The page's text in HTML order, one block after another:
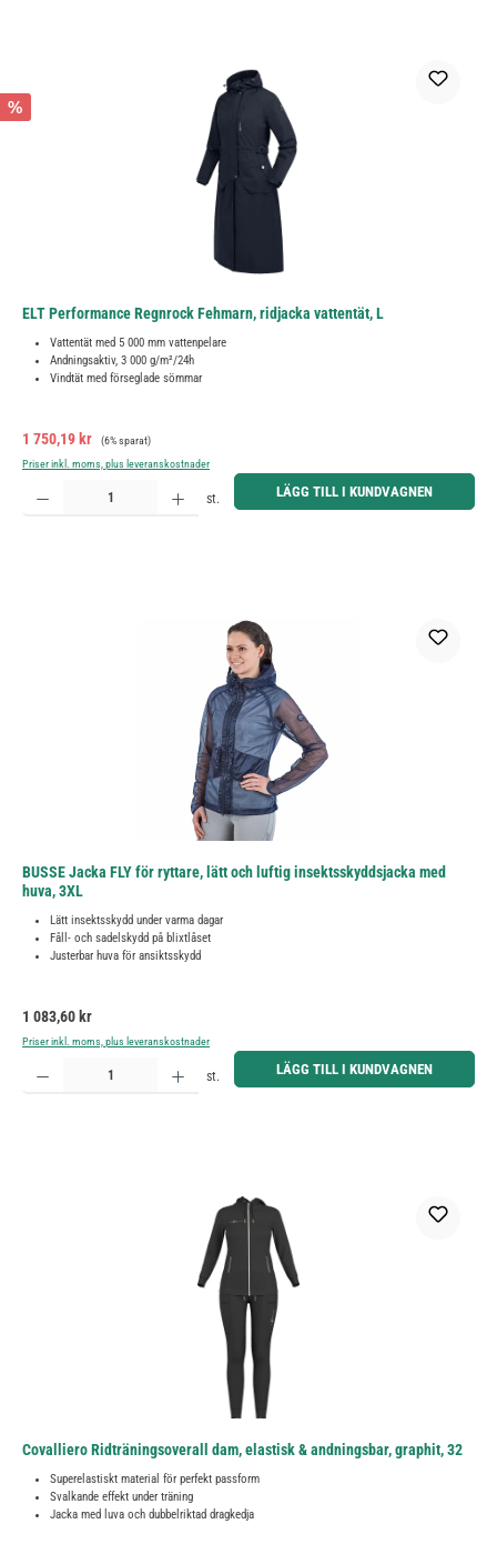
%
ELT Performance Regnrock Fehmarn, ridjacka vattentät, L
Vattentät med 5 000 mm vattenpelare
Andningsaktiv, 3 000 g/m²/24h
Vindtät med förseglade sömmar
Försäljningspris:
1 750,19 kr Ordinarie pris:
(6% sparat)
Priser inkl. moms, plus leveranskostnader
Produktkvantitet: Ange önskat belopp eller använd knapparna för att öka eller minska kvantiteten.
st. LÄGG TILL I KUNDVAGNEN
BUSSE Jacka FLY för ryttare, lätt och luftig insektsskyddsjacka med
huva, 3XL
Lätt insektsskydd under varma dagar
Fåll- och sadelskydd på blixtlåset
Justerbar huva för ansiktsskydd
Ordinarie pris:
1 083,60 kr
Priser inkl. moms, plus leveranskostnader
Produktkvantitet: Ange önskat belopp eller använd knapparna för att öka eller minska kvantiteten.
st. LÄGG TILL I KUNDVAGNEN
Covalliero Ridträningsoverall dam, elastisk & andningsbar, graphit, 32
Superelastiskt material för perfekt passform
Svalkande effekt under träning
Jacka med luva och dubbelriktad dragkedja